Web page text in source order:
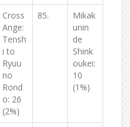
Cross
Ange:
Tensh
i to
Ryuu
no
Rond
o: 26
(2%)
85.
Mikak
unin
de
Shink
oukei:
10
(1%)